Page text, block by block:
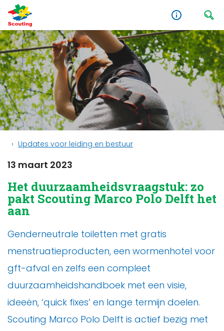
Updates voor leiding en bestuur
13 maart 2023
Het duurzaamheidsvraagstuk: zo
pakt Scouting Marco Polo Delft het
aan
Genderneutrale toiletten met gratis
menstruatieproducten, een wormenhotel voor
gft-afval en zelfs een compleet
duurzaamheidshandboek met een visie,
ideeën, ‘quick fixes’ en lange termijn doelen.
Scouting Marco Polo Delft is actief bezig met